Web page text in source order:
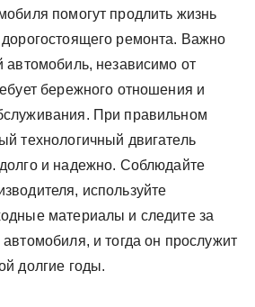
помогут продлить жизнь
ремонта. Важно
автомобиль, независимо от
бережного отношения и
При правильном
технологичный двигатель
и надежно. Соблюдайте
используйте
материалы и следите за
и тогда он прослужит
долгие годы.